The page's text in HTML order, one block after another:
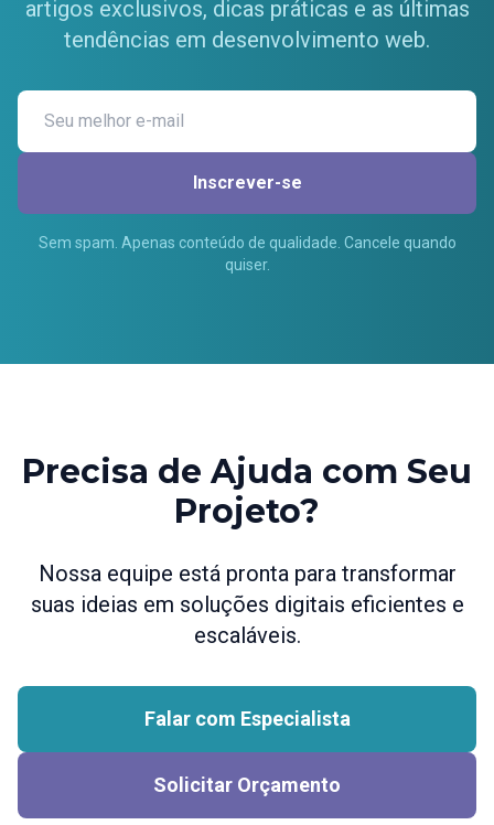
artigos exclusivos, dicas práticas e as últimas
tendências em desenvolvimento web.
Inscrever-se
Sem spam. Apenas conteúdo de qualidade. Cancele quando
quiser.
Precisa de Ajuda com Seu
Projeto?
Nossa equipe está pronta para transformar
suas ideias em soluções digitais eficientes e
escaláveis.
Falar com Especialista
Solicitar Orçamento